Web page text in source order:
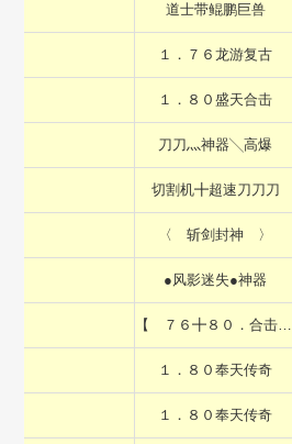
道士带鲲鹏巨兽
１．７６龙游复古
１．８０盛天合击
刀刀灬神器╲高爆
切割机╋超速刀刀刀
〈 斩剑封神 〉
●风影迷失●神器
【 ７６╋８０．合击 】
１．８０奉天传奇
１．８０奉天传奇